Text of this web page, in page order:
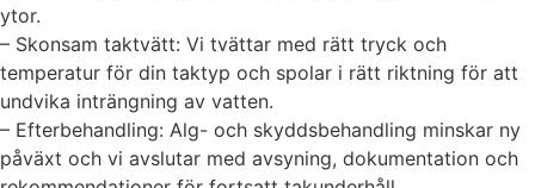
ytor.
– Skonsam taktvätt: Vi tvättar med rätt tryck och
temperatur för din taktyp och spolar i rätt riktning för att
undvika inträngning av vatten.
– Efterbehandling: Alg- och skyddsbehandling minskar ny
påväxt och vi avslutar med avsyning, dokumentation och